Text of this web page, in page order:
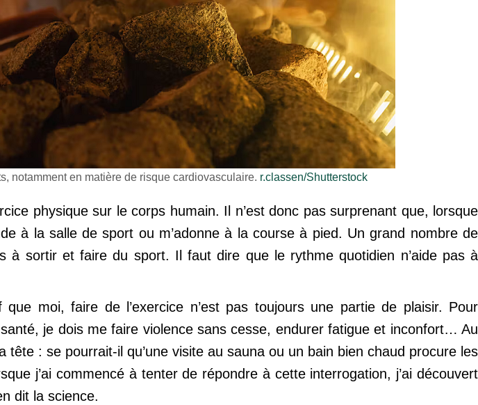
notamment en matière de risque cardiovasculaire. r.classen/Shutterstock
physique sur le corps humain. Il n’est donc pas surprenant que, lorsque
à la salle de sport ou m’adonne à la course à pied. Un grand nombre de
à sortir et faire du sport. Il faut dire que le rythme quotidien n’aide pas à
que moi, faire de l’exercice n’est pas toujours une partie de plaisir. Pour
je dois me faire violence sans cesse, endurer fatigue et inconfort… Au
tête : se pourrait-il qu’une visite au sauna ou un bain bien chaud procure les
j’ai commencé à tenter de répondre à cette interrogation, j’ai découvert
dit la science.